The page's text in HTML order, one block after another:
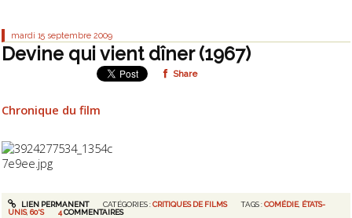
mardi 15 septembre 2009
Devine qui vient dîner (1967)
Share
Chronique du film
LIEN PERMANENT CATÉGORIES :CRITIQUES DE FILMS TAGS :COMÉDIE, ÉTATS-
UNIS,60'S 4COMMENTAIRES